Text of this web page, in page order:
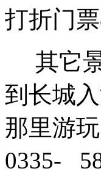
打折门
其它景
到长城
那里游
0335-